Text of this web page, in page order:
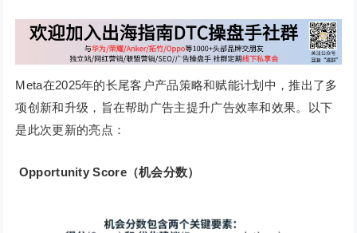
Meta在2025年的长尾客户产品策略和赋能计划中，推出了多
项创新和升级，旨在帮助广告主提升广告效率和效果。以下
是此次更新的亮点：
Opportunity Score（机会分数）